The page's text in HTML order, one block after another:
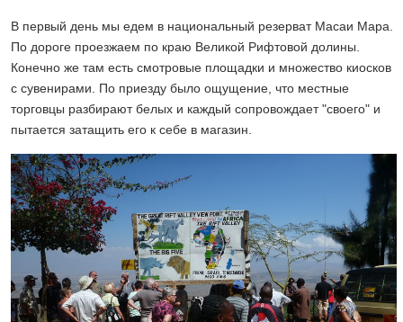
В первый день мы едем в национальный резерват Масаи Мара.
По дороге проезжаем по краю Великой Рифтовой долины.
Конечно же там есть смотровые площадки и множество киосков
с сувенирами. По приезду было ощущение, что местные
торговцы разбирают белых и каждый сопровождает "своего" и
пытается затащить его к себе в магазин.